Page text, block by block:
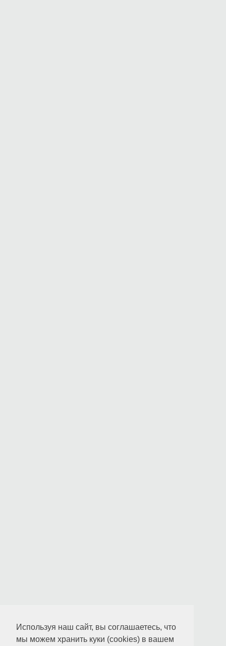
Используя наш сайт, вы соглашаетесь, что
мы можем хранить куки (cookies) в вашем